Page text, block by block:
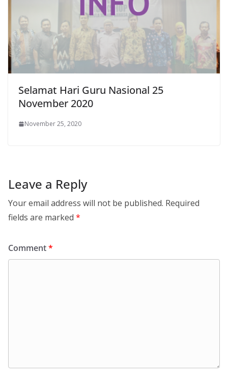
Selamat Hari Guru Nasional 25
November 2020
November 25, 2020
Leave a Reply
Your email address will not be published. Required
fields are marked *
Comment*